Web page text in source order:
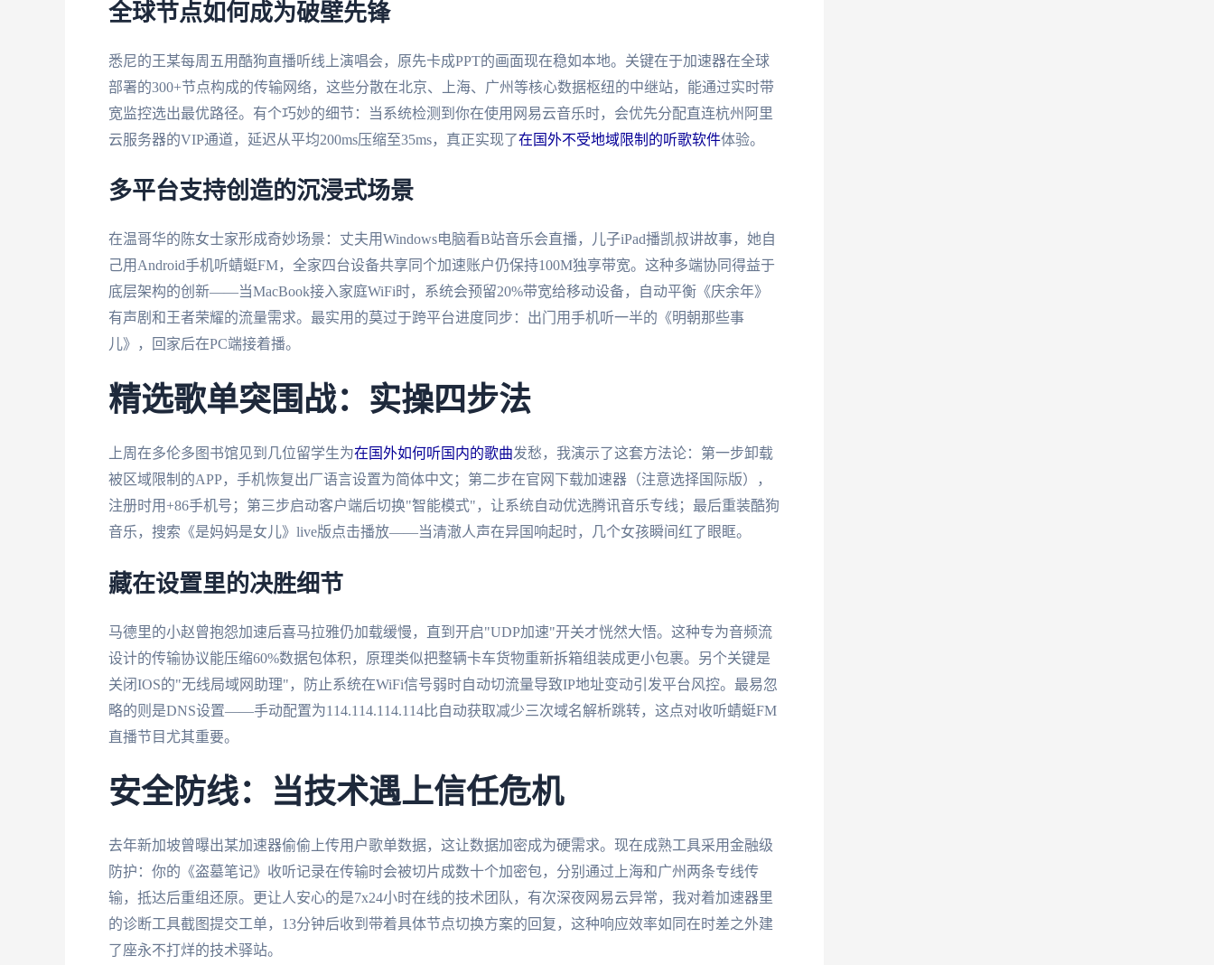
全球节点如何成为破壁先锋
悉尼的王某每周五用酷狗直播听线上演唱会，原先卡成PPT的画面现在稳如本地。关键在于加速器在全球
部署的300+节点构成的传输网络，这些分散在北京、上海、广州等核心数据枢纽的中继站，能通过实时带
宽监控选出最优路径。有个巧妙的细节：当系统检测到你在使用网易云音乐时，会优先分配直连杭州阿里
云服务器的VIP通道，延迟从平均200ms压缩至35ms，真正实现了在国外不受地域限制的听歌软件体验。
多平台支持创造的沉浸式场景
在温哥华的陈女士家形成奇妙场景：丈夫用Windows电脑看B站音乐会直播，儿子iPad播凯叔讲故事，她自
己用Android手机听蜻蜓FM，全家四台设备共享同个加速账户仍保持100M独享带宽。这种多端协同得益于
底层架构的创新——当MacBook接入家庭WiFi时，系统会预留20%带宽给移动设备，自动平衡《庆余年》
有声剧和王者荣耀的流量需求。最实用的莫过于跨平台进度同步：出门用手机听一半的《明朝那些事
儿》，回家后在PC端接着播。
精选歌单突围战：实操四步法
上周在多伦多图书馆见到几位留学生为在国外如何听国内的歌曲发愁，我演示了这套方法论：第一步卸载
被区域限制的APP，手机恢复出厂语言设置为简体中文；第二步在官网下载加速器（注意选择国际版），
注册时用+86手机号；第三步启动客户端后切换"智能模式"，让系统自动优选腾讯音乐专线；最后重装酷狗
音乐，搜索《是妈妈是女儿》live版点击播放——当清澈人声在异国响起时，几个女孩瞬间红了眼眶。
藏在设置里的决胜细节
马德里的小赵曾抱怨加速后喜马拉雅仍加载缓慢，直到开启"UDP加速"开关才恍然大悟。这种专为音频流
设计的传输协议能压缩60%数据包体积，原理类似把整辆卡车货物重新拆箱组装成更小包裹。另个关键是
关闭IOS的"无线局域网助理"，防止系统在WiFi信号弱时自动切流量导致IP地址变动引发平台风控。最易忽
略的则是DNS设置——手动配置为114.114.114.114比自动获取减少三次域名解析跳转，这点对收听蜻蜓FM
直播节目尤其重要。
安全防线：当技术遇上信任危机
去年新加坡曾曝出某加速器偷偷上传用户歌单数据，这让数据加密成为硬需求。现在成熟工具采用金融级
防护：你的《盗墓笔记》收听记录在传输时会被切片成数十个加密包，分别通过上海和广州两条专线传
输，抵达后重组还原。更让人安心的是7x24小时在线的技术团队，有次深夜网易云异常，我对着加速器里
的诊断工具截图提交工单，13分钟后收到带着具体节点切换方案的回复，这种响应效率如同在时差之外建
了座永不打烊的技术驿站。